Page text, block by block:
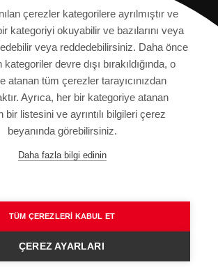
çerezler kategorilere ayrılmıştır ve
kategoriyi okuyabilir ve bazılarını veya
veya reddedebilirsiniz. Daha önce
devre dışı bırakıldığında, o
atanan tüm çerezler tarayıcınızdan
Ayrıca, her bir kategoriye atanan
bir listesini ve ayrıntılı bilgileri çerez
beyanında görebilirsiniz.
Daha fazla bilgi edinin
TÜM ÇEREZLERI KABUL ET
ÇEREZ AYARLARI